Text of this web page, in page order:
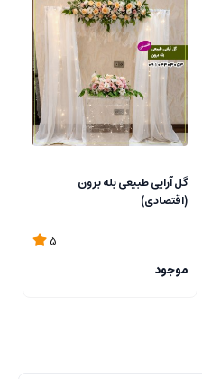
گل آرایی طبیعی بله برون
(اقتصادی)
5
موجود